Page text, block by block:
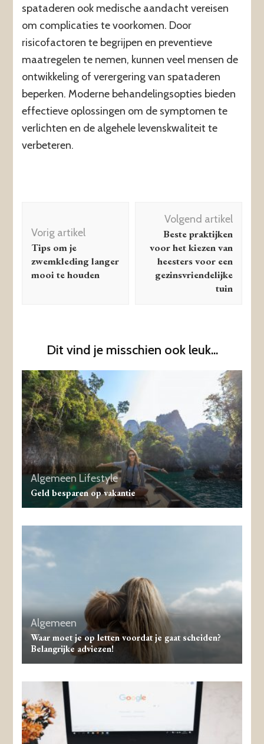
spataderen ook medische aandacht vereisen
om complicaties te voorkomen. Door
risicofactoren te begrijpen en preventieve
maatregelen te nemen, kunnen veel mensen de
ontwikkeling of verergering van spataderen
beperken. Moderne behandelingsopties bieden
effectieve oplossingen om de symptomen te
verlichten en de algehele levenskwaliteit te
verbeteren.
Vorig artikel
Tips om je
zwemkleding langer
mooi te houden
Volgend artikel
Beste praktijken
voor het kiezen van
heesters voor een
gezinsvriendelijke
tuin
Dit vind je misschien ook leuk...
Algemeen Lifestyle
Geld besparen op vakantie
Algemeen
Waar moet je op letten voordat je gaat scheiden?
Belangrijke adviezen!